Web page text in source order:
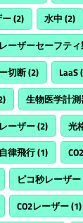
(2) 水中 (2)
レーザーセーフテ
切断(2) LaaS
生物医学計
ーザー(2) 光
自律飛行(1)
ピコ秒レーザー
CO2レーザー(1)